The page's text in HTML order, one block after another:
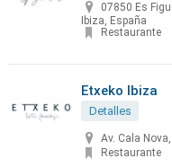
07850 Es
Ibiza, España
Restaurante
Etxeko Ibiza
Detalles
Av. Cala
Restaurante